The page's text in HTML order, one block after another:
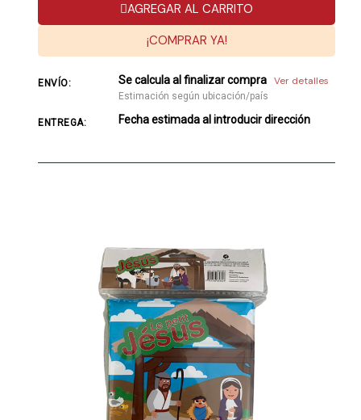
AGREGAR AL CARRITO
¡COMPRAR YA!
ENVÍO: Se calcula al finalizar compra Ver detalles
Estimación según ubicación/país
ENTREGA: Fecha estimada al introducir dirección